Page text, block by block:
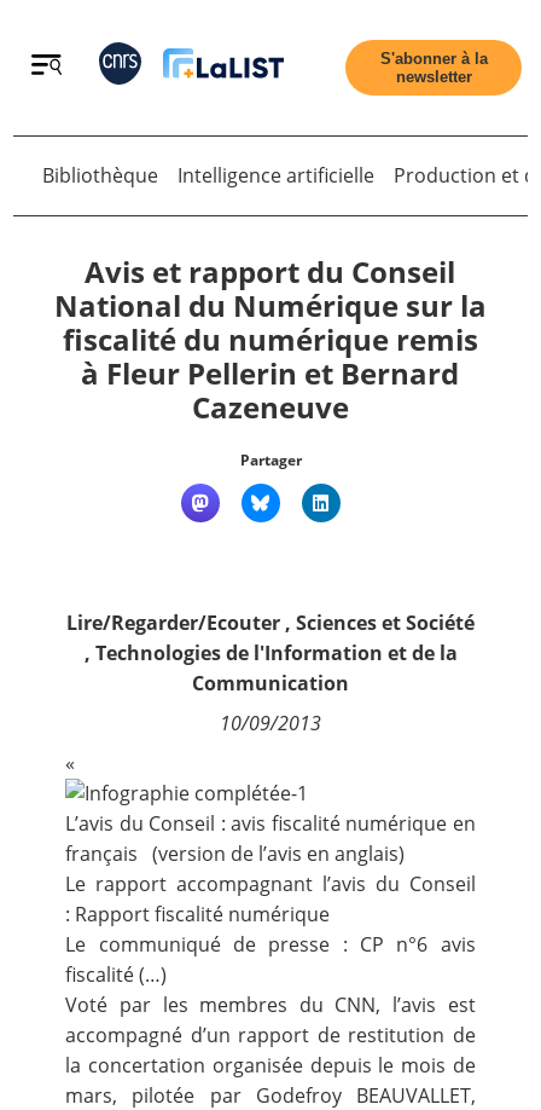
Retour
Accueil
Qui sommes nous ?
Nous suivre
S'abonner à la
newsletter
Retour
Bibliothèque Intelligence artificielle Production et
Avis et rapport du Conseil
National du Numérique sur la
fiscalité du numérique remis
à Fleur Pellerin et Bernard
Cazeneuve
Partager
Lire/Regarder/Ecouter , Sciences et Société
, Technologies de l'Information et de la
Communication
10/09/2013
«
L’avis du Conseil :avis fiscalité numérique en
français (version de l’avis en anglais)
Le rapport accompagnant l’avis du Conseil
: Rapport fiscalité numérique
Le communiqué de presse : CP n°6 avis
fiscalité(…)
Voté par les membres du CNN, l’avis est
accompagné d’un rapport de restitution de
la concertation organisée depuis le mois de
mars, pilotée par Godefroy BEAUVALLET,